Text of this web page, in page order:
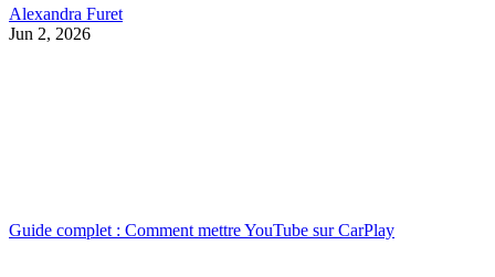
Alexandra Furet
Jun 2, 2026
Guide complet : Comment mettre YouTube sur CarPlay